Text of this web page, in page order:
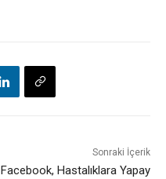
Sonraki İçerik
Facebook, Hastalıklara Yapay